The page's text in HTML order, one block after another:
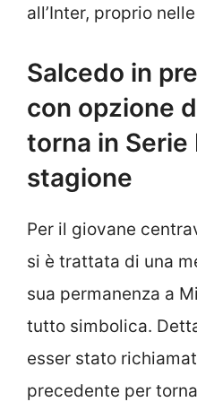
all’Inter, proprio
Salcedo in
con opzione
torna in Serie
stagione
Per il giovane
si è trattata di una
sua permanenza a
tutto simbolica.
esser stato
precedente per